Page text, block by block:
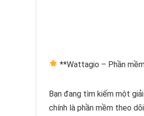
**Wattagio – Phần
Bạn đang tìm kiếm một
chính là phần mềm theo